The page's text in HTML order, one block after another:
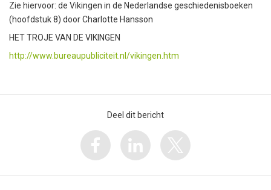
Zie hiervoor: de Vikingen in de Nederlandse geschiedenisboeken
(hoofdstuk 8) door Charlotte Hansson
HET TROJE VAN DE VIKINGEN
http://www.bureaupubliciteit.nl/vikingen.htm
Deel dit bericht